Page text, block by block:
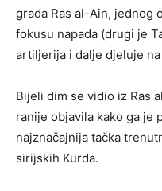
grada Ras al-Ain, jednog
fokusu napada (drugi je
artiljerija i dalje djeluje
Bijeli dim se vidio iz Ras
ranije objavila kako ga je
najznačajnija tačka
sirijskih Kurda.